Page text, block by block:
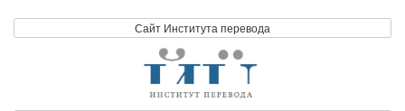
Сайт Института перевода